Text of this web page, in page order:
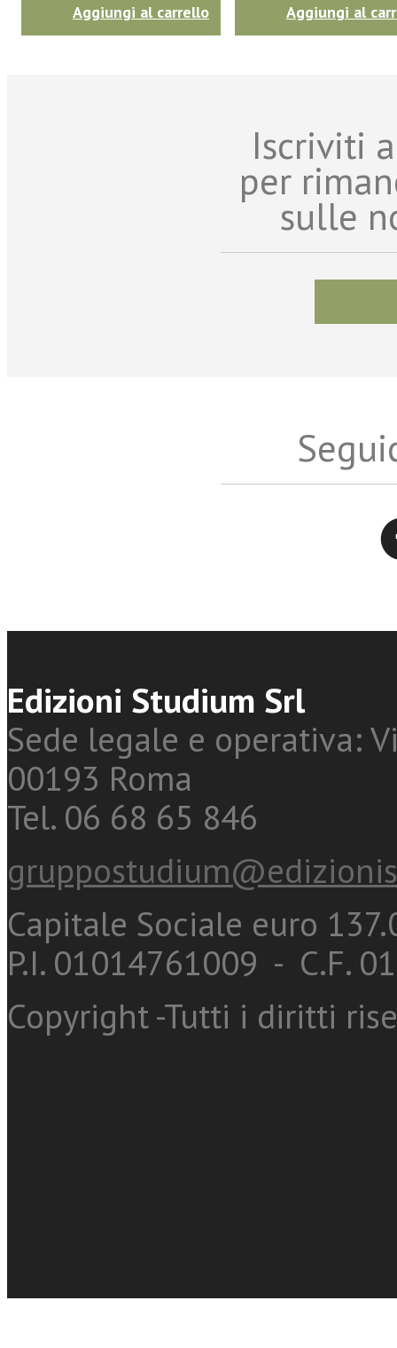
Aggiungi al carrello Aggiungi al
Iscriviti
per
sulle
Edizioni Studium Srl
Sede legale e operativa:
00193 Roma
Tel. 06 68 65 846
Capitale Sociale euro
P.I. 01014761009 - C.F.
Copyright -Tutti i diritti